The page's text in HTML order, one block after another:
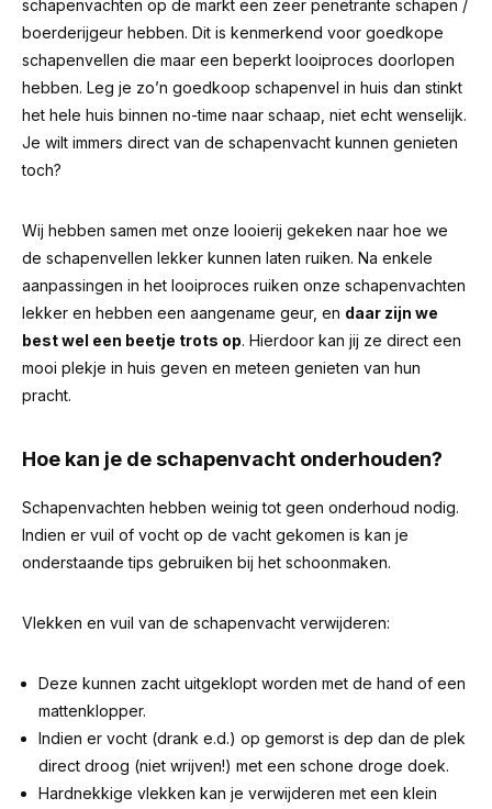
schapenvachten op de markt een zeer penetrante schapen /
boerderijgeur hebben. Dit is kenmerkend voor goedkope
schapenvellen die maar een beperkt looiproces doorlopen
hebben. Leg je zo’n goedkoop schapenvel in huis dan stinkt
het hele huis binnen no-time naar schaap, niet echt wenselijk.
Je wilt immers direct van de schapenvacht kunnen genieten
toch?
Wij hebben samen met onze looierij gekeken naar hoe we
de schapenvellen lekker kunnen laten ruiken. Na enkele
aanpassingen in het looiproces ruiken onze schapenvachten
lekker en hebben een aangename geur, en daar zijn we
best wel een beetje trots op. Hierdoor kan jij ze direct een
mooi plekje in huis geven en meteen genieten van hun
pracht.
Hoe kan je de schapenvacht onderhouden?
Schapenvachten hebben weinig tot geen onderhoud nodig.
Indien er vuil of vocht op de vacht gekomen is kan je
onderstaande tips gebruiken bij het schoonmaken.
Vlekken en vuil van de schapenvacht verwijderen:
Deze kunnen zacht uitgeklopt worden met de hand of een
mattenklopper.
Indien er vocht (drank e.d.) op gemorst is dep dan de plek
direct droog (niet wrijven!) met een schone droge doek.
Hardnekkige vlekken kan je verwijderen met een klein